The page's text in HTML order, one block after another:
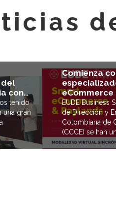
del
con…
tenido
una gran
Comienza
eCommerce
EUDE Business
de Dirección y
Colombiana de
(CCCE) se han